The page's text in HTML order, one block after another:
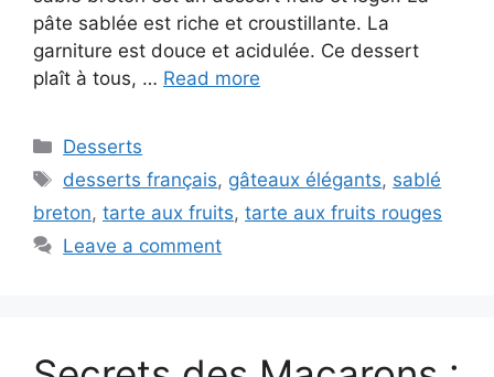
pâte sablée est riche et croustillante. La
garniture est douce et acidulée. Ce dessert
plaît à tous, … Read more
Categories
Desserts
Tags
desserts français, gâteaux élégants, sablé
breton, tarte aux fruits, tarte aux fruits rouges
Leave a comment